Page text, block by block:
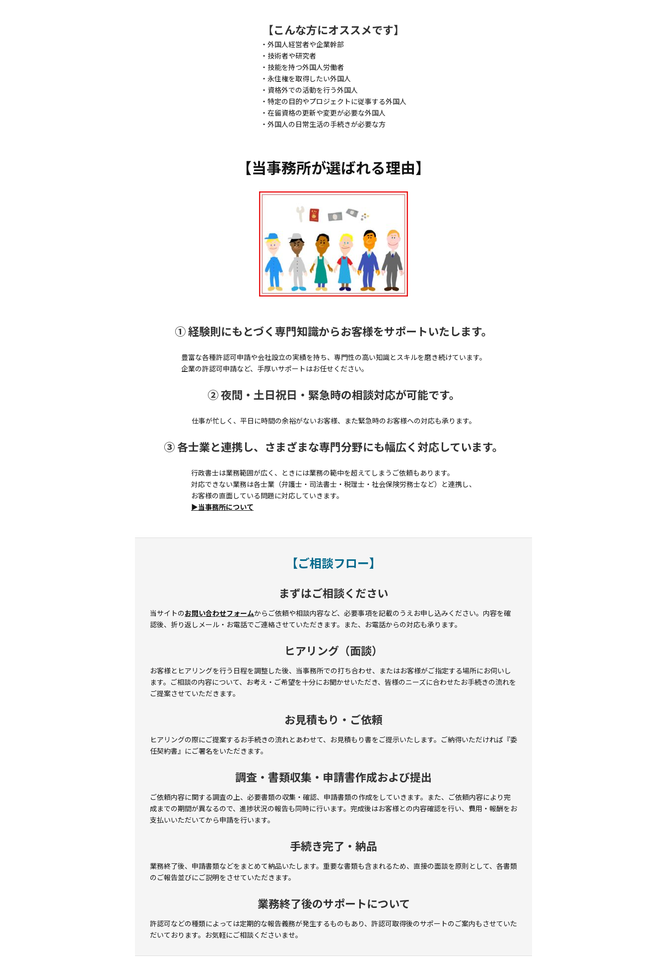
【こんな方にオススメです】
・外国人経営者や企業幹部
・技術者や研究者
・技能を持つ外国人労働者
・永住権を取得したい外国人
・資格外での活動を行う外国人
・特定の目的やプロジェクトに従事する外国人
・在留資格の更新や変更が必要な外国人
・外国人の日常生活の手続きが必要な方
【当事務所が選ばれる理由】
① 経験則にもとづく専門知識からお客様をサポートいたします。
豊富な各種許認可申請や会社設立の実績を持ち、専門性の高い知識とスキルを磨き続けています。
企業の許認可申請など、手厚いサポートはお任せください。
② 夜間・土日祝日・緊急時の相談対応が可能です。
仕事が忙しく、平日に時間の余裕がないお客様、また緊急時のお客様への対応も承ります。
③ 各士業と連携し、さまざまな専門分野にも幅広く対応しています。
行政書士は業務範囲が広く、ときには業務の範中を超えてしまうご依頼もあります。
対応できない業務は各士業（弁護士・司法書士・税理士・社会保険労務士など）と連携し、
お客様の直面している問題に対応していきます。
▶当事務所について
【ご相談フロー】
まずはご相談ください
当サイトのお問い合わせフォームからご依頼や相談内容など、必要事項を記載のうえお申し込みください。内容を確
認後、折り返しメール・お電話でご連絡させていただきます。また、お電話からの対応も承ります。
ヒアリング（面談）
お客様とヒアリングを行う日程を調整した後、当事務所での打ち合わせ、またはお客様がご指定する場所にお伺いし
ます。ご相談の内容について、お考え・ご希望を十分にお聞かせいただき、皆様のニーズに合わせたお手続きの流れを
ご提案させていただきます。
お見積もり・ご依頼
ヒアリングの際にご提案するお手続きの流れとあわせて、お見積もり書をご提示いたします。ご納得いただければ『委
任契約書』にご署名をいただきます。
調査・書類収集・申請書作成および提出
ご依頼内容に関する調査の上、必要書類の収集・確認、申請書類の作成をしていきます。また、ご依頼内容により完
成までの期間が異なるので、進捗状況の報告も同時に行います。完成後はお客様との内容確認を行い、費用・報酬をお
支払いいただいてから申請を行います。
手続き完了・納品
業務終了後、申請書類などをまとめて納品いたします。重要な書類も含まれるため、直接の面談を原則として、各書類
のご報告並びにご説明をさせていただきます。
業務終了後のサポートについて
許認可などの種類によっては定期的な報告義務が発生するものもあり、許認可取得後のサポートのご案内もさせていた
だいております。お気軽にご相談くださいませ。